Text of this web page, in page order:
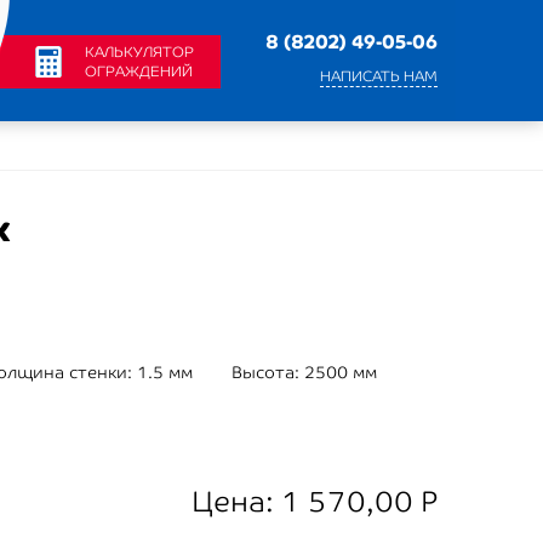
КАЛЬКУЛЯТОР
ОГРАЖДЕНИЙ
8 (8202) 49-05-06
НАПИСАТЬ НАМ
стенки: 1.5 мм Высота: 2500 мм
Цена: 1 570,00 Р